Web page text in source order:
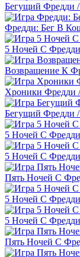
Бегущий Фредди /
Фредди: Бег В
5 Ночей С Фредди
Возвращение К
Хроники Фредди /
Бегущий Фредди /
5 Ночей С
5 Ночей С
Пять Ночей С
5 Ночей С
5 Ночей С
Пять Ночей С